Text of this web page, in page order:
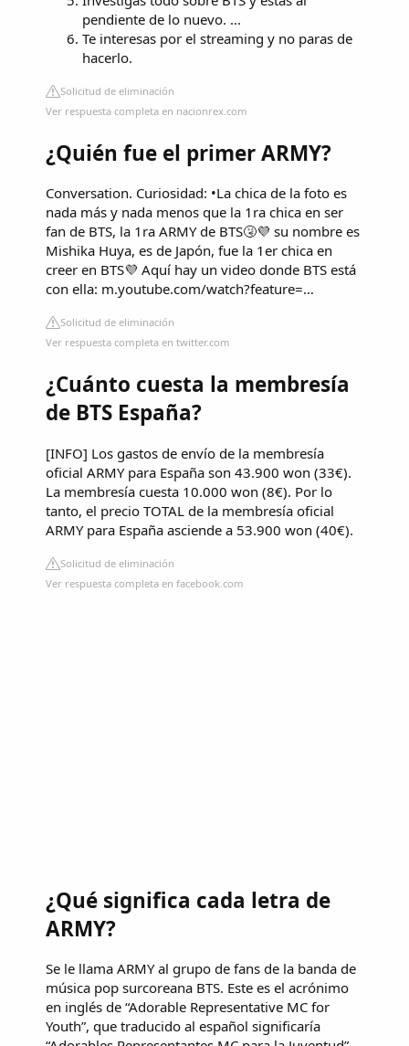
pendiente de lo nuevo. ...
Te interesas por el streaming y no paras de
hacerlo.
Solicitud de eliminación
Ver respuesta completa en nacionrex.com
¿Quién fue el primer ARMY?
Conversation. Curiosidad: •La chica de la foto es
nada más y nada menos que la 1ra chica en ser
fan de BTS, la 1ra ARMY de BTS🤧💜 su nombre es
Mishika Huya, es de Japón, fue la 1er chica en
creer en BTS💜 Aquí hay un video donde BTS está
con ella: m.youtube.com/watch?feature=…
Solicitud de eliminación
Ver respuesta completa en twitter.com
¿Cuánto cuesta la membresía
de BTS España?
[INFO] Los gastos de envío de la membresía
oficial ARMY para España son 43.900 won (33€).
La membresía cuesta 10.000 won (8€). Por lo
tanto, el precio TOTAL de la membresía oficial
ARMY para España asciende a 53.900 won (40€).
Solicitud de eliminación
Ver respuesta completa en facebook.com
¿Qué significa cada letra de
ARMY?
Se le llama ARMY al grupo de fans de la banda de
música pop surcoreana BTS. Este es el acrónimo
en inglés de “Adorable Representative MC for
Youth”, que traducido al español significaría